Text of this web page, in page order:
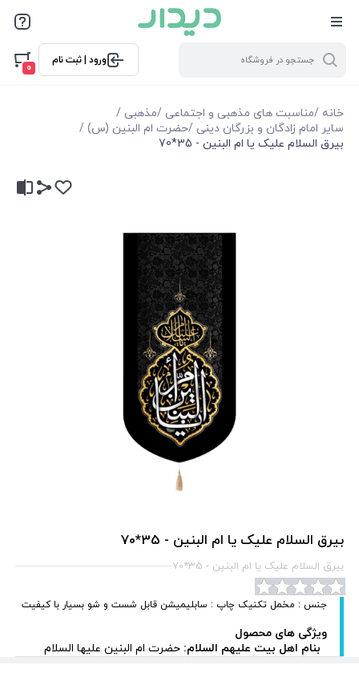
ورود | ثبت نام
0
خانه /مناسبت های مذهبی و اجتماعی /مذهبی /
سایر امام زادگان و بزرگان دینی /حضرت ام البنین (س) /
بیرق السلام علیک یا ام البنین - 35*70
بیرق السلام علیک یا ام البنین - 35*70
بیرق السلام علیک یا ام البنین - 35*70
جنس : مخمل تکنیک چاپ : سابلیمیشن قابل شست و شو بسیار با کیفیت
ویژگی های محصول
بنام اهل بیت علیهم السلام:حضرت ام البنین علیها السلام